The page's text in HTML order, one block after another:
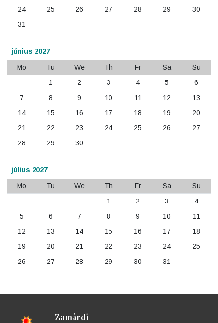
24
25 26 27 28 29
30
31
június 2027
Mo Tu We Th Fr Sa
Su
1
2 3 4 5
6
7
8 9 10 11 12
13
14
15 16 17 18 19
20
21
22 23 24 25 26
27
28
29 30
július 2027
Mo Tu We Th Fr Sa
Su
1
2 3
4
5
6 7 8 9 10
11
12
13 14 15 16 17
18
19
20 21 22 23 24
25
26
27 28 29 30 31
Zamárdi